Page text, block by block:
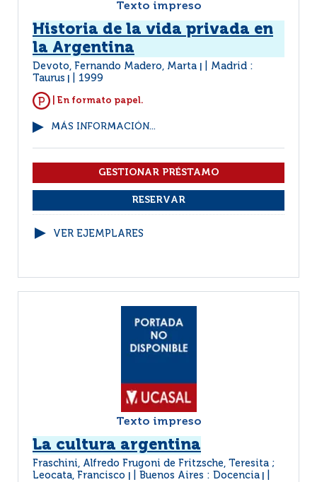
Texto impreso
Historia de la vida privada en
la Argentina
Devoto, Fernando Madero, Marta
Madrid :
Taurus
1999
| En formato papel.
MÁS INFORMACIÓN...
VER EJEMPLARES
Texto impreso
La cultura argentina
Fraschini, Alfredo Frugoni de Fritzsche, Teresita ;
Leocata, Francisco
Buenos Aires : Docencia